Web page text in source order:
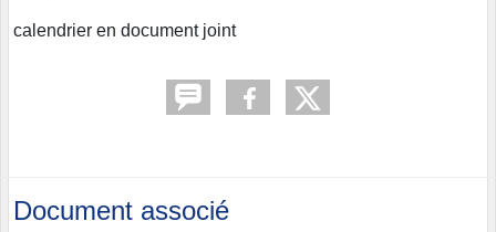
calendrier en document joint
Document associé